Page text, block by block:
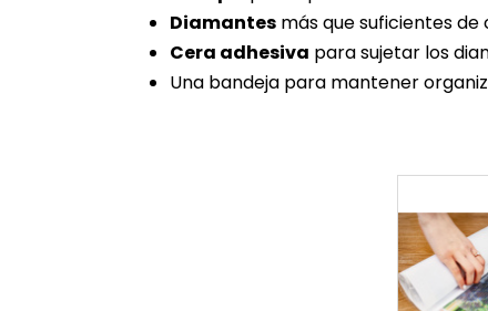
Diamantes más que suficientes
Cera adhesiva para sujetar los
Una bandeja para mantener